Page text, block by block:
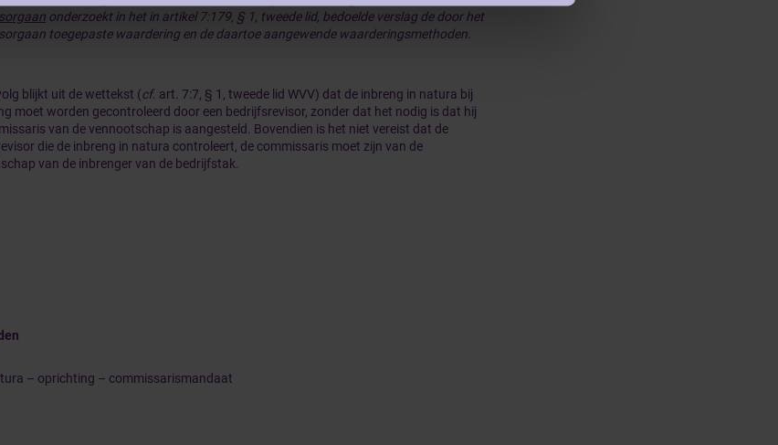
onderzoekt in het in artikel 7:179, § 1, tweede lid, bedoelde verslag de door het
toegepaste waardering en de daartoe aangewende waarderingsmethoden.
blijkt uit de wettekst (cf. art. 7:7, § 1, tweede lid WVV) dat de inbreng in natura bij
moet worden gecontroleerd door een bedrijfsrevisor, zonder dat het nodig is dat hij
van de vennootschap is aangesteld. Bovendien is het niet vereist dat de
die de inbreng in natura controleert, de commissaris moet zijn van de
van de inbrenger van de bedrijfstak.
– oprichting – commissarismandaat